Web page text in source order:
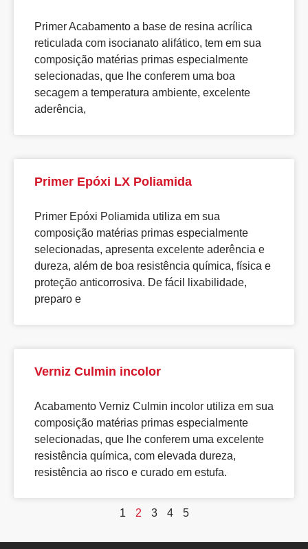
Primer Acabamento a base de resina acrílica
reticulada com isocianato alifático, tem em sua
composição matérias primas especialmente
selecionadas, que lhe conferem uma boa
secagem a temperatura ambiente, excelente
aderência,
Primer Epóxi LX Poliamida
Primer Epóxi Poliamida utiliza em sua
composição matérias primas especialmente
selecionadas, apresenta excelente aderência e
dureza, além de boa resistência química, física e
proteção anticorrosiva. De fácil lixabilidade,
preparo e
Verniz Culmin incolor
Acabamento Verniz Culmin incolor utiliza em sua
composição matérias primas especialmente
selecionadas, que lhe conferem uma excelente
resistência química, com elevada dureza,
resistência ao risco e curado em estufa.
1 2 3 4 5